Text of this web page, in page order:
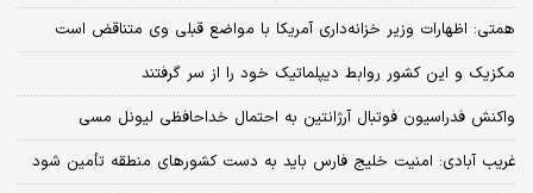
همتی: اظهارات وزیر خزانه‌داری آمریکا با مواضع قبلی وی متناقض است
مکزیک و این کشور روابط دیپلماتیک خود را از سر گرفتند
واکنش فدراسیون فوتبال آرژانتین به احتمال خداحافظی لیونل مسی
غریب آبادی: امنیت خلیج فارس باید به دست کشورهای منطقه تأمین شود